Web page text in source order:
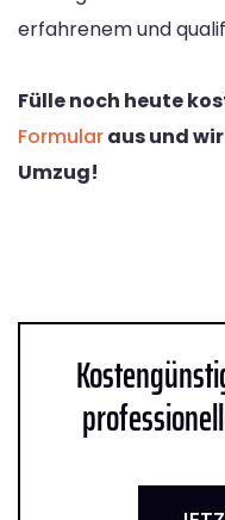
erfahrenem und
Fülle noch heute
Formularaus und
Umzug!